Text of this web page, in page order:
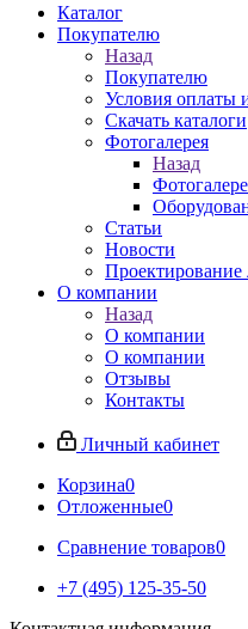
Каталог
Покупателю
Назад
Покупателю
Условия оплаты
Скачать каталоги
Фотогалерея
Назад
Статьи
Новости
Проектирование
О компании
Назад
О компании
О компании
Отзывы
Контакты
Личный кабинет
Корзина0
Отложенные0
Сравнение товаров0
+7 (495) 125-35-50